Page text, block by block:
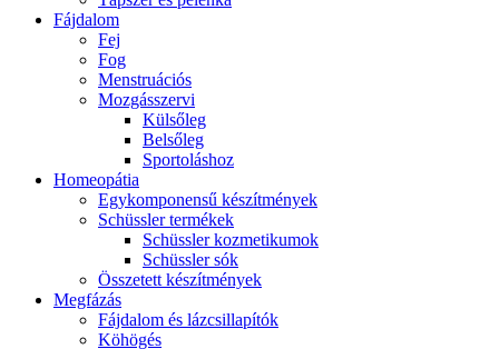
Fájdalom
Fej
Fog
Menstruációs
Mozgásszervi
Külsőleg
Belsőleg
Sportoláshoz
Homeopátia
Egykomponensű készítmények
Schüssler termékek
Schüssler kozmetikumok
Schüssler sók
Összetett készítmények
Megfázás
Fájdalom és lázcsillapítók
Köhögés